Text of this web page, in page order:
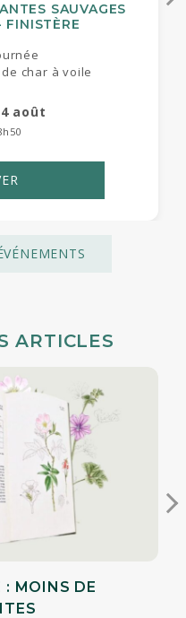
SAUVAGES
FINISTÈRE
char à voile
août
ARTICLES
: MOINS DE